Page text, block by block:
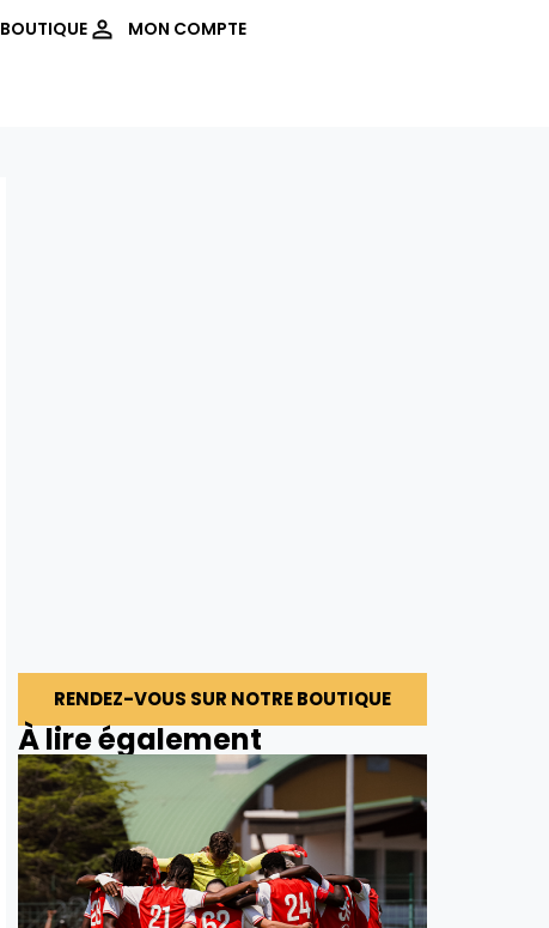
BOUTIQUE MON COMPTE
RENDEZ-VOUS SUR NOTRE BOUTIQUE
À lire également